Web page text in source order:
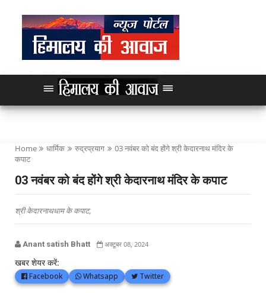
Home धार्मिक रुद्रप्रयाग
03 नवंबर को बंद होंगे श्री केदारनाथ मंदिर के
कपाट
03 नवंबर को बंद होंगे श्री केदारनाथ मंदिर के कपाट
श्री केदारनाथधाम के कपाट,
Anant satish Bhatt अक्टूबर 08, 2024
खबर शेयर करें:
Facebook Whatsapp Twitter